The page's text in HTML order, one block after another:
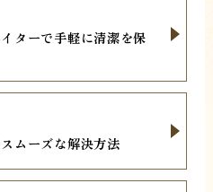
ターで手軽に清潔を保
ムーズな解決方法